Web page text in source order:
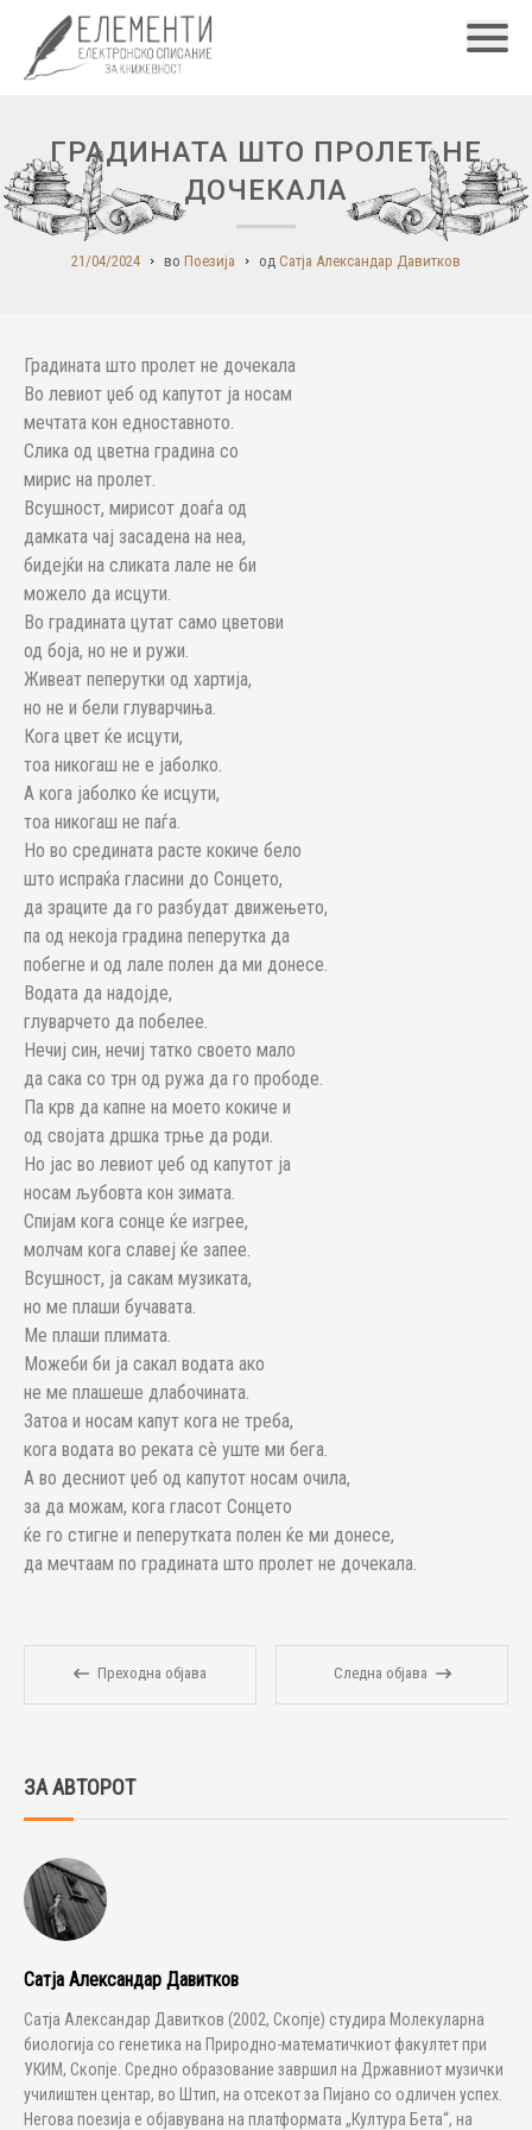
ГРАДИНАТА ШТО ПРОЛЕТ НЕ
ДОЧЕКАЛА
21/04/2024 во Поезија од Сатја Александар Давитков
Градината што пролет не дочекала
Во левиот џеб од капутот ја носам
мечтата кон едноставното.
Слика од цветна градина со
мирис на пролет.
Всушност, мирисот доаѓа од
дамката чај засадена на неа,
бидејќи на сликата лале не би
можело да исцути.
Во градината цутат само цветови
од боја, но не и ружи.
Живеат пеперутки од хартија,
но не и бели глуварчиња.
Кога цвет ќе исцути,
тоа никогаш не е јаболко.
А кога јаболко ќе исцути,
тоа никогаш не паѓа.
Но во средината расте кокиче бело
што испраќа гласини до Сонцето,
да зраците да го разбудат движењето,
па од некоја градина пеперутка да
побегне и од лале полен да ми донесе.
Водата да надојде,
глуварчето да побелее.
Нечиј син, нечиј татко своето мало
да сака со трн од ружа да го прободе.
Па крв да капне на моето кокиче и
од својата дршка трње да роди.
Но јас во левиот џеб од капутот ја
носам љубовта кон зимата.
Спијам кога сонце ќе изгрее,
молчам кога славеј ќе запее.
Всушност, ја сакам музиката,
но ме плаши бучавата.
Ме плаши плимата.
Можеби би ја сакал водата ако
не ме плашеше длабочината.
Затоа и носам капут кога не треба,
кога водата во реката сè уште ми бега.
А во десниот џеб од капутот носам очила,
за да можам, кога гласот Сонцето
ќе го стигне и пеперутката полен ќе ми донесе,
да мечтаам по градината што пролет не дочекала.
Преходна објава Следна објава
ЗА АВТОРОТ
Сатја Александар Давитков
Сатја Александар Давитков (2002, Скопје) студира Молекуларна
биологија со генетика на Природно-математичкиот факултет при
УКИМ, Скопје. Средно образование завршил на Државниот музички
училиштен центар, во Штип, на отсекот за Пијано со одличен успех.
Негова поезија е објавувана на платформата „Култура Бета“, на